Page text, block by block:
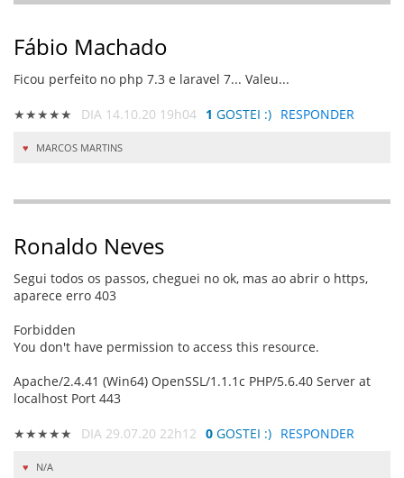
Fábio Machado
Ficou perfeito no php 7.3 e laravel 7... Valeu...
★★★★★ DIA 14.10.20 19h04 1 GOSTEI :) RESPONDER
MARCOS MARTINS
Ronaldo Neves
Segui todos os passos, cheguei no ok, mas ao abrir o https,
aparece erro 403
Forbidden
You don't have permission to access this resource.
Apache/2.4.41 (Win64) OpenSSL/1.1.1c PHP/5.6.40 Server at
localhost Port 443
★★★★★ DIA 29.07.20 22h12 0 GOSTEI :) RESPONDER
N/A